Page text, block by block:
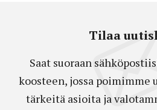
Tilaa
Saat suoraan
koosteen, jossa poimimme
tärkeitä asioita ja